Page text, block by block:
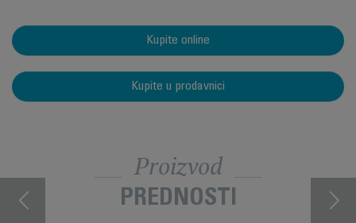
Kupite online
Kupite u prodavnici
Proizvod
PREDNOSTI